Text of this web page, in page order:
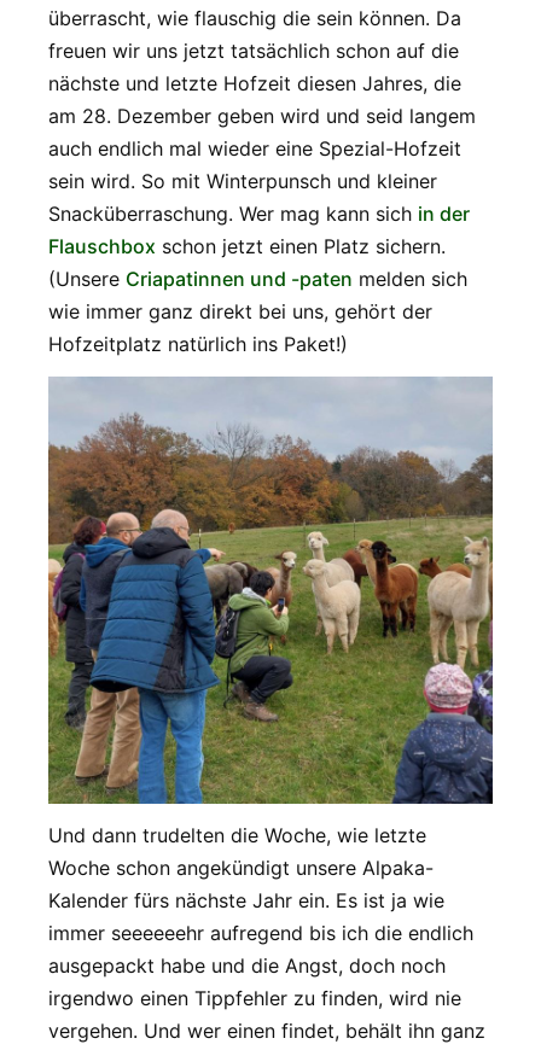
überrascht, wie flauschig die sein können. Da
freuen wir uns jetzt tatsächlich schon auf die
nächste und letzte Hofzeit diesen Jahres, die
am 28. Dezember geben wird und seid langem
auch endlich mal wieder eine Spezial-Hofzeit
sein wird. So mit Winterpunsch und kleiner
Snacküberraschung. Wer mag kann sich in der
Flauschbox schon jetzt einen Platz sichern.
(Unsere Criapatinnen und -paten melden sich
wie immer ganz direkt bei uns, gehört der
Hofzeitplatz natürlich ins Paket!)
Und dann trudelten die Woche, wie letzte
Woche schon angekündigt unsere Alpaka-
Kalender fürs nächste Jahr ein. Es ist ja wie
immer seeeeeehr aufregend bis ich die endlich
ausgepackt habe und die Angst, doch noch
irgendwo einen Tippfehler zu finden, wird nie
vergehen. Und wer einen findet, behält ihn ganz